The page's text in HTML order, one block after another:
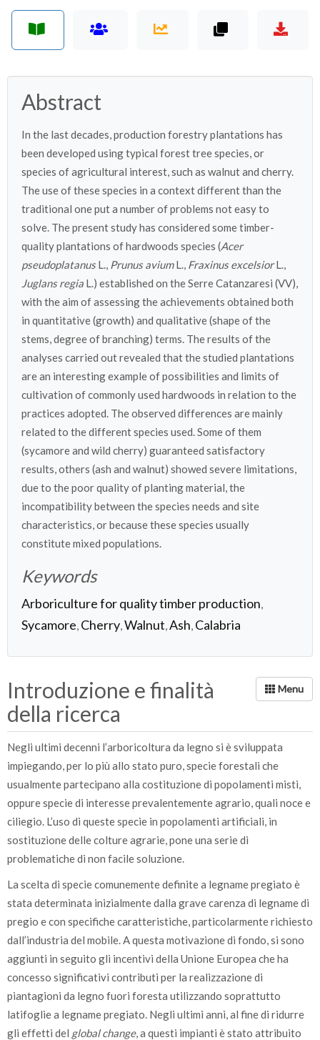
Abstract
In the last decades, production forestry plantations has
been developed using typical forest tree species, or
species of agricultural interest, such as walnut and cherry.
The use of these species in a context different than the
traditional one put a number of problems not easy to
solve. The present study has considered some timber-
quality plantations of hardwoods species (Acer
pseudoplatanusL., Prunus aviumL., Fraxinus excelsiorL.,
Juglans regia L.) established on the Serre Catanzaresi (VV),
with the aim of assessing the achievements obtained both
in quantitative (growth) and qualitative (shape of the
stems, degree of branching) terms. The results of the
analyses carried out revealed that the studied plantations
are an interesting example of possibilities and limits of
cultivation of commonly used hardwoods in relation to the
practices adopted. The observed differences are mainly
related to the different species used. Some of them
(sycamore and wild cherry) guaranteed satisfactory
results, others (ash and walnut) showed severe limitations,
due to the poor quality of planting material, the
incompatibility between the species needs and site
characteristics, or because these species usually
constitute mixed populations.
Keywords
Arboriculture for quality timber production,
Sycamore, Cherry,Walnut,Ash, Calabria
Introduzione e finalità
della ricerca
Negli ultimi decenni l’arboricoltura da legno si è sviluppata
impiegando, per lo più allo stato puro, specie forestali che
usualmente partecipano alla costituzione di popolamenti misti,
oppure specie di interesse prevalentemente agrario, quali noce e
ciliegio. L’uso di queste specie in popolamenti artificiali, in
sostituzione delle colture agrarie, pone una serie di
problematiche di non facile soluzione.
La scelta di specie comunemente definite a legname pregiato è
stata determinata inizialmente dalla grave carenza di legname di
pregio e con specifiche caratteristiche, particolarmente richiesto
dall’industria del mobile. A questa motivazione di fondo, si sono
aggiunti in seguito gli incentivi della Unione Europea che ha
concesso significativi contributi per la realizzazione di
piantagioni da legno fuori foresta utilizzando soprattutto
latifoglie a legname pregiato. Negli ultimi anni, al fine di ridurre
gli effetti del global change, a questi impianti è stato attribuito